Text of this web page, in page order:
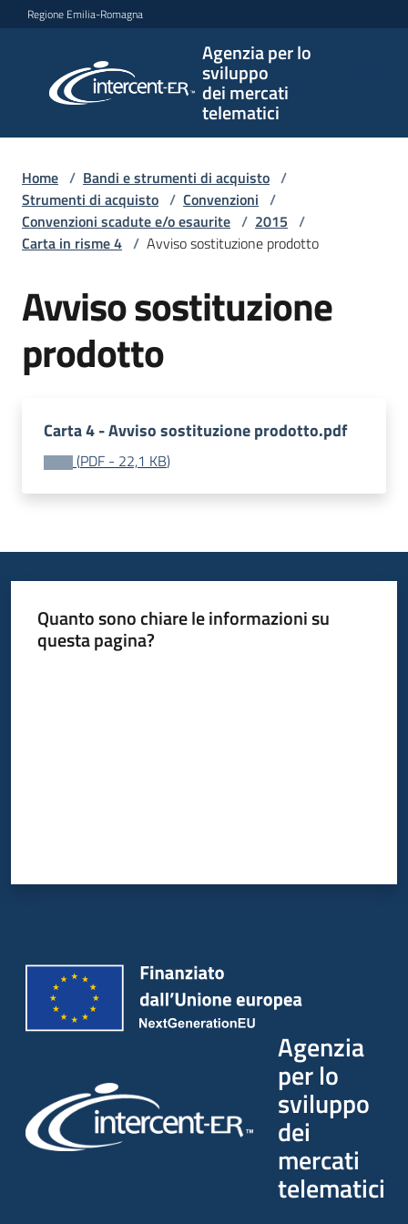
Vai al contenuto
Vai alla navigazione
Vai al footer
Regione Emilia-Romagna
Agenzia per lo
sviluppo
dei mercati
telematici
per lo
sviluppo
telematici
e
strumenti
acquisto
Supporto
telematiche
Home / Bandi e strumenti di acquisto /
Strumenti di acquisto / Convenzioni /
Convenzioni scadute e/o esaurite / 2015 /
Carta in risme 4 / Avviso sostituzione prodotto
Avviso sostituzione
prodotto
Carta 4 - Avviso sostituzione prodotto.pdf
(PDF - 22,1 KB)
Quanto sono chiare le informazioni su
questa pagina?
Agenzia
per lo
sviluppo
dei
mercati
telematici